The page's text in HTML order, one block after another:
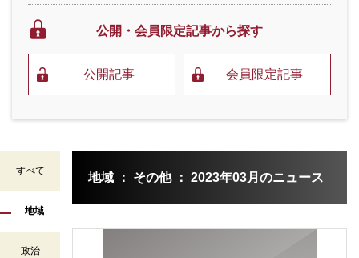
公開・会員限定記事から探す
公開記事 会員限定記事
すべて
地域
政治
地域 ： その他 ： 2023年03月のニュース